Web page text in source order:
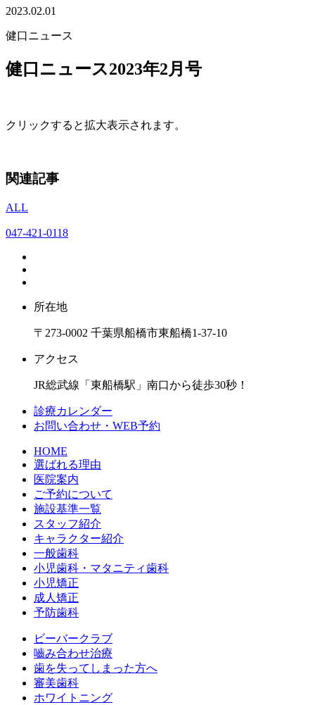
2023.02.01
健口ニュース
健口ニュース2023年2月号
クリックすると拡大表示されます。
関連記事
ALL
047-421-0118
所在地
〒273-0002 千葉県船橋市東船橋1-37-10
アクセス
JR総武線「東船橋駅」南口から徒歩30秒！
診療カレンダー
お問い合わせ・WEB予約
HOME
選ばれる理由
医院案内
ご予約について
施設基準一覧
スタッフ紹介
キャラクター紹介
一般歯科
小児歯科・マタニティ歯科
小児矯正
成人矯正
予防歯科
ビーバークラブ
嚙み合わせ治療
歯を失ってしまった方へ
審美歯科
ホワイトニング